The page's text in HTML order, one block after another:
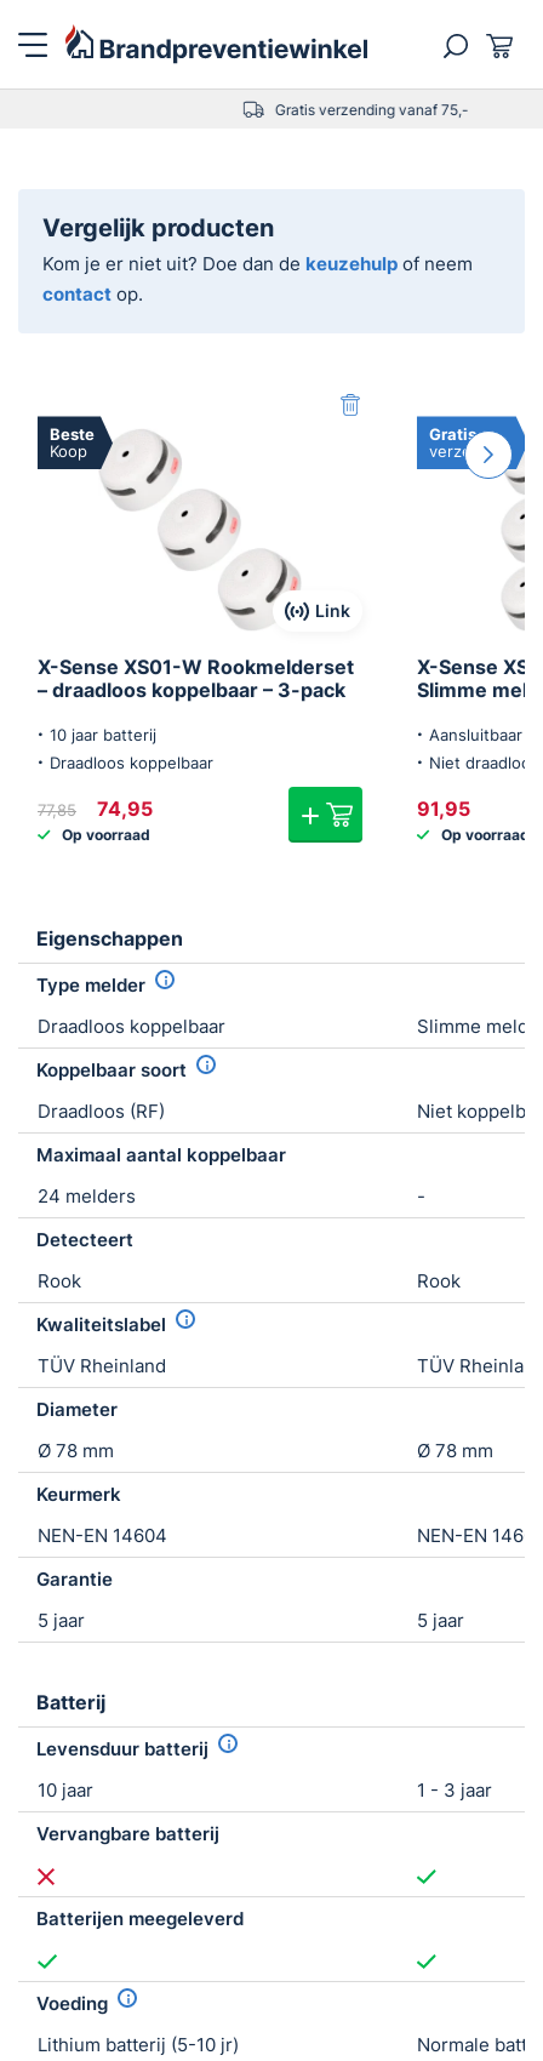
Gratis verzending vanaf 75,-
Vergelijk producten
Kom je er niet uit? Doe dan de keuzehulp of neem
contact op.
Eigenschappen
Type melder
Koppelbaar soort
Maximaal aantal koppelbaar
Detecteert
Kwaliteitslabel
Diameter
Keurmerk
Garantie
Batterij
Levensduur batterij
Vervangbare batterij
Batterijen meegeleverd
Voeding
prijs
was:
€77,85.
prijs
is:
€74,95.
Link
Beste
Koop
X-Sense XS01-W Rookmelderset
– draadloos koppelbaar – 3-pack
10 jaar batterij
Draadloos koppelbaar
77,85
Oorspronkelijke
prijs
was:
74,95
Op voorraad
Draadloos koppelbaar
Draadloos (RF)
24 melders
Rook
TÜV Rheinland
Ø 78 mm
NEN-EN 14604
5 jaar
10 jaar
Lithium batterij (5-10 jr)
Gratis
verzenden
X-Sense
Slimme
Aansluitbaar
Niet
91,95
Op voorraad
Slimme
Niet
-
Rook
TÜV
Ø 78 mm
NEN-EN
5 jaar
1 - 3 jaar
Normale